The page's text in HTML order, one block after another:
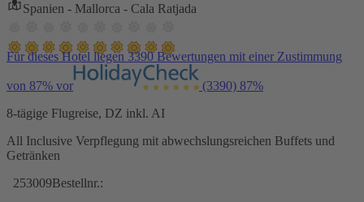
Spanien - Mallorca - Cala Ratjada
Für dieses Hotel liegen 3390 Bewertungen mit einer Zustimmung
von 87% vor (3390) 87%
8-tägige Flugreise, DZ inkl. AI
All Inclusive Verpflegung mit abwechslungsreichen Buffets und
Getränken
253009Bestellnr.: